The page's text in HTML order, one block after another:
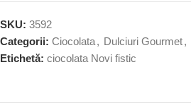
SKU: 3592
Categorii: Ciocolata, Dulciuri Gourmet,
Etichetă: ciocolata Novi fistic